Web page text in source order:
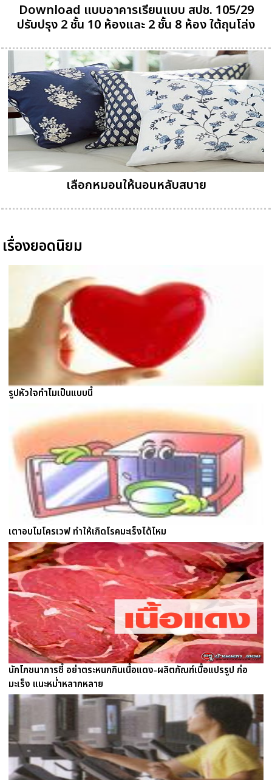
Download แบบอาคารเรียนแบบ สปช. 105/29
ปรับปรุง 2 ชั้น 10 ห้องและ 2 ชั้น 8 ห้อง ใต้ถุนโล่ง
เลือกหมอนให้นอนหลับสบาย
เรื่องยอดนิยม
รูปหัวใจทำไมเป็นแบบนี้
เตาอบไมโครเวฟ ทำให้เกิดโรคมะเร็งได้ไหม
นักโภชนาการชี้ อย่าตระหนกกินเนื้อแดง-ผลิตภัณฑ์เนื้อแปรรูป ก่อ
มะเร็ง แนะหม่ำหลากหลาย